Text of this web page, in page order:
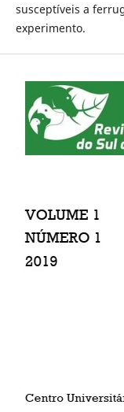
susceptíveis a
experimento.